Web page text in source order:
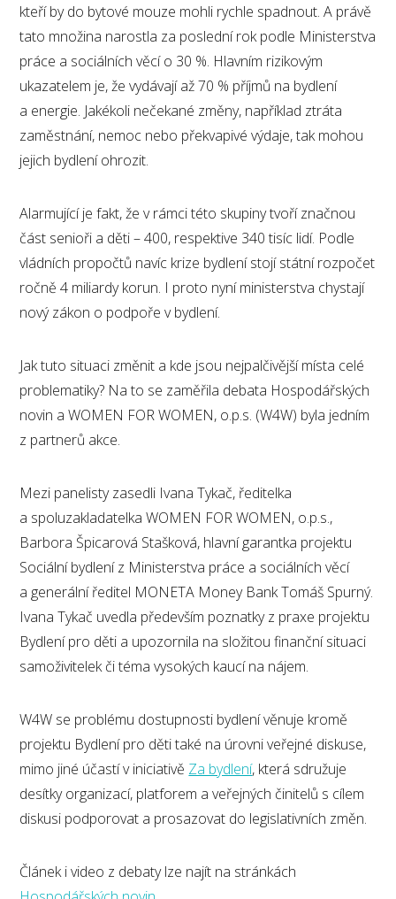
kteří by do bytové mouze mohli rychle spadnout. A právě
tato množina narostla za poslední rok podle Ministerstva
práce a sociálních věcí o 30 %. Hlavním rizikovým
ukazatelem je, že vydávají až 70 % příjmů na bydlení
a energie. Jakékoli nečekané změny, například ztráta
zaměstnání, nemoc nebo překvapivé výdaje, tak mohou
jejich bydlení ohrozit.
Alarmující je fakt, že v rámci této skupiny tvoří značnou
část senioři a děti – 400, respektive 340 tisíc lidí. Podle
vládních propočtů navíc krize bydlení stojí státní rozpočet
ročně 4 miliardy korun. I proto nyní ministerstva chystají
nový zákon o podpoře v bydlení.
Jak tuto situaci změnit a kde jsou nejpalčivější místa celé
problematiky? Na to se zaměřila debata Hospodářských
novin a WOMEN FOR WOMEN, o.p.s. (W4W) byla jedním
z partnerů akce.
Mezi panelisty zasedli Ivana Tykač, ředitelka
a spoluzakladatelka WOMEN FOR WOMEN, o.p.s.,
Barbora Špicarová Stašková, hlavní garantka projektu
Sociální bydlení z Ministerstva práce a sociálních věcí
a generální ředitel MONETA Money Bank Tomáš Spurný.
Ivana Tykač uvedla především poznatky z praxe projektu
Bydlení pro děti a upozornila na složitou finanční situaci
samoživitelek či téma vysokých kaucí na nájem.
W4W se problému dostupnosti bydlení věnuje kromě
projektu Bydlení pro děti také na úrovni veřejné diskuse,
mimo jiné účastí v iniciativě Za bydlení, která sdružuje
desítky organizací, platforem a veřejných činitelů s cílem
diskusi podporovat a prosazovat do legislativních změn.
Článek i video z debaty lze najít na stránkách